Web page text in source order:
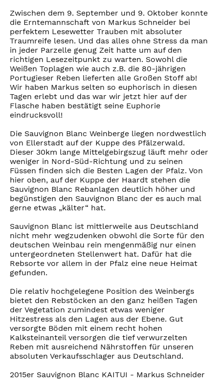
Zwischen dem 9. September und 9. Oktober konnte
die Erntemannschaft von Markus Schneider bei
perfektem Lesewetter Trauben mit absoluter
Traumreife lesen. Und das alles ohne Stress da man
in jeder Parzelle genug Zeit hatte um auf den
richtigen Lesezeitpunkt zu warten. Sowohl die
Weißen Toplagen wie auch z.B. die 80-jährigen
Portugieser Reben lieferten alle Großen Stoff ab!
Wir haben Markus selten so euphorisch in diesen
Tagen erlebt und das war wir jetzt hier auf der
Flasche haben bestätigt seine Euphorie
eindrucksvoll!
Die Sauvignon Blanc Weinberge liegen nordwestlich
von Ellerstadt auf der Kuppe des Pfälzerwald.
Dieser 30km lange Mittelgebirgszug läuft mehr oder
weniger in Nord-Süd-Richtung und zu seinen
Füssen finden sich die Besten Lagen der Pfalz. Von
hier oben, auf der Kuppe der Haardt stehen die
Sauvignon Blanc Rebanlagen deutlich höher und
begünstigen den Sauvignon Blanc der es auch mal
gerne etwas „kälter“ hat.
Sauvignon Blanc ist mittlerweile aus Deutschland
nicht mehr wegzudenken obwohl die Sorte für den
deutschen Weinbau rein mengenmäßig nur einen
untergeordneten Stellenwert hat. Dafür hat die
Rebsorte vor allem in der Pfalz eine neue Heimat
gefunden.
Die relativ hochgelegene Position des Weinbergs
bietet den Rebstöcken an den ganz heißen Tagen
der Vegetation zumindest etwas weniger
Hitzestress als den Lagen aus der Ebene. Gut
versorgte Böden mit einem recht hohen
Kalksteinanteil versorgen die tief verwurzelten
Reben mit ausreichend Nährstoffen für unseren
absoluten Verkaufsschlager aus Deutschland.
2015er Sauvignon Blanc KAITUI - Markus Schneider